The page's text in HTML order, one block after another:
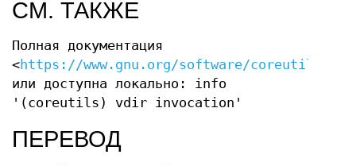
СМ. ТАКЖЕ
Полная документация
<https://www.gnu.org/software/coreutils/
или доступна локально: info
'(coreutils) vdir invocation'
ПЕРЕВОД